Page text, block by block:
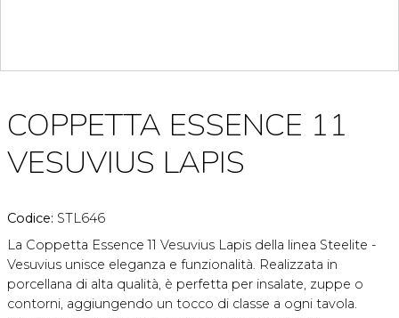
COPPETTA ESSENCE 11
VESUVIUS LAPIS
Codice: STL646
La Coppetta Essence 11 Vesuvius Lapis della linea Steelite -
Vesuvius unisce eleganza e funzionalità. Realizzata in
porcellana di alta qualità, è perfetta per insalate, zuppe o
contorni, aggiungendo un tocco di classe a ogni tavola.